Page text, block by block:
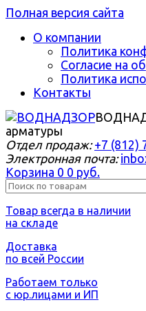
Полная версия сайта
О компании
Политика
Согласие на
Политика
Контакты
арматуры
Отдел продаж: +7 (812)
Электронная почта:
Корзина 0 0 руб.
Товар всегда в наличии
на складе
Доставка
по всей России
Работаем только
с юр.лицами и ИП